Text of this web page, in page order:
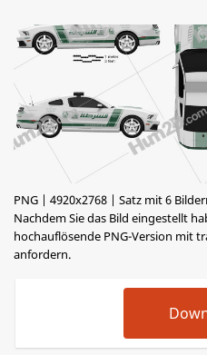
PNG | 4920x2768 | Satz mit 6
Nachdem Sie das Bild eingestellt
hochauflösende PNG-Version mit
anfordern.